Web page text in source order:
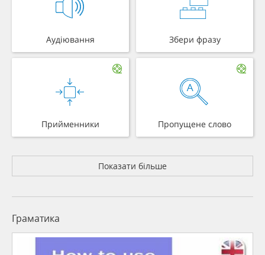
Аудіювання Збери фразу
Прийменники Пропущене слово
Показати більше
Граматика